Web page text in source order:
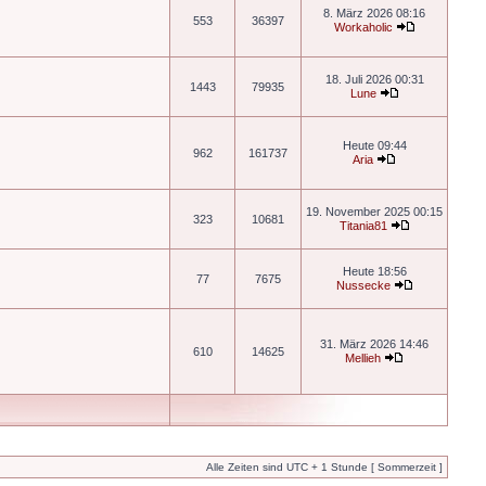
553 36397
8. März 2026 08:16
Workaholic
1443 79935
18. Juli 2026 00:31
Lune
962 161737
Heute 09:44
Aria
323 10681
19. November 2025 00:15
Titania81
77 7675
Heute 18:56
Nussecke
610 14625
31. März 2026 14:46
Mellieh
Alle Zeiten sind UTC + 1 Stunde [ Sommerzeit ]